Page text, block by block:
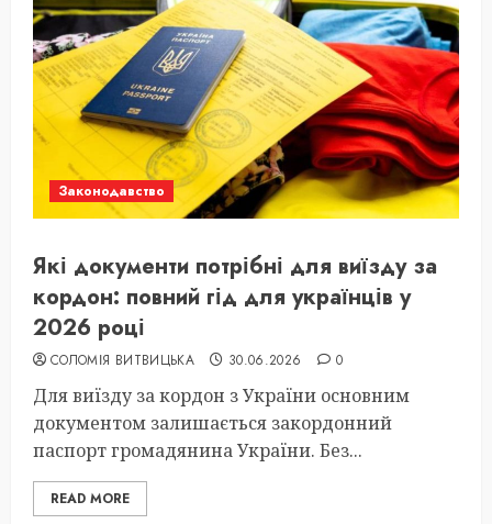
Законодавство
Які документи потрібні для виїзду за
кордон: повний гід для українців у
2026 році
СОЛОМІЯ ВИТВИЦЬКА 30.06.2026 0
Для виїзду за кордон з України основним
документом залишається закордонний
паспорт громадянина України. Без...
READ MORE